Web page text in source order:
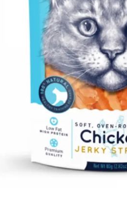
Click to enlarge